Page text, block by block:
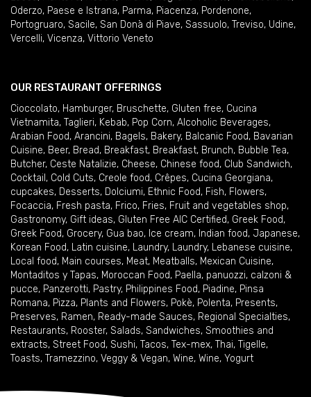
Oderzo, Paese e Istrana, Parma, Piacenza, Pordenone,
Portogruaro, Sacile, San Donà di Piave, Sassuolo, Treviso, Udine,
Vercelli, Vicenza, Vittorio Veneto
OUR RESTAURANT OFFERINGS
Cioccolato, Hamburger, Bruschette, Gluten free, Cucina
Vietnamita, Taglieri, Kebab, Pop Corn, Alcoholic Beverages,
Arabian Food, Arancini, Bagels, Bakery, Balcanic Food, Bavarian
Cuisine, Beer, Bread, Breakfast, Breakfast, Brunch, Bubble Tea,
Butcher, Ceste Natalizie, Cheese, Chinese food, Club Sandwich,
Cocktail , Cold Cuts, Creole food, Crêpes, Cucina Georgiana,
cupcakes, Desserts, Dolciumi, Ethnic Food, Fish, Flowers,
Focaccia, Fresh pasta, Frico, Fries, Fruit and vegetables shop,
Gastronomy, Gift ideas, Gluten Free AIC Certified, Greek Food,
Greek Food, Grocery, Gua bao, Ice cream, Indian food, Japanese,
Korean Food, Latin cuisine, Laundry, Laundry, Lebanese cuisine,
Local food, Main courses, Meat, Meatballs, Mexican Cuisine,
Montaditos y Tapas, Moroccan Food, Paella, panuozzi, calzoni &
pucce, Panzerotti, Pastry, Philippines Food, Piadine, Pinsa
Romana, Pizza, Plants and Flowers, Pokè, Polenta, Presents,
Preserves, Ramen, Ready-made Sauces, Regional Specialties,
Restaurants, Rooster, Salads, Sandwiches, Smoothies and
extracts, Street Food, Sushi, Tacos, Tex-mex, Thai, Tigelle,
Toasts, Tramezzino, Veggy & Vegan, Wine, Wine, Yogurt